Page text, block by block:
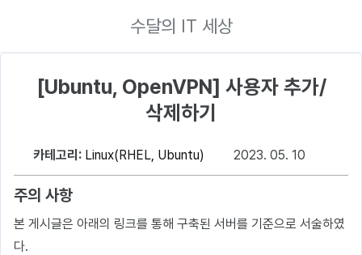
수달의 IT 세상
[Ubuntu, OpenVPN] 사용자 추가/
삭제하기
카테고리: Linux(RHEL, Ubuntu) 2023. 05. 10
주의 사항
본 게시글은 아래의 링크를 통해 구축된 서버를 기준으로 서술하였
다.